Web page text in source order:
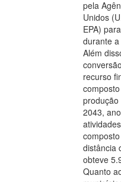
pela
Unidos
EPA)
durante
Além
recurso
2043,
distância
obteve
Quanto